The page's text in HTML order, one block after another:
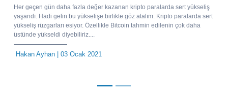
Her geçen gün daha fazla değer kazanan kripto paralarda sert yükseliş
yaşandı. Hadi gelin bu yükselişe birlikte göz atalım. Kripto paralarda sert
yükseliş rüzgarları esiyor. Özellikle Bitcoin tahmin edilenin çok daha
üstünde yükseldi diyebiliriz....
Hakan Ayhan | 03 Ocak 2021